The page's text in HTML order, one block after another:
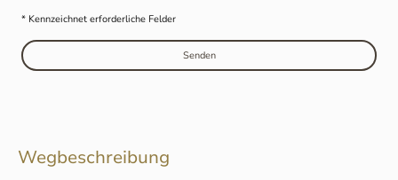
* Kennzeichnet erforderliche Felder
Senden
Wegbeschreibung